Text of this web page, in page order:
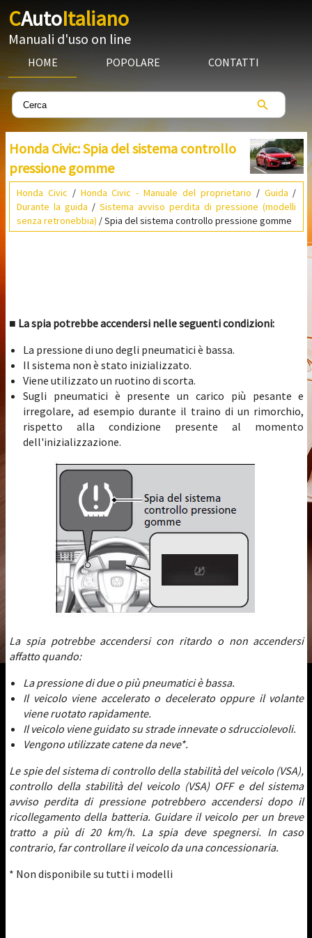
CAutoItaliano
Manuali d'uso on line
HOME POPOLARE CONTATTI
Honda Civic: Spia del sistema controllo
pressione gomme
Honda Civic / Honda Civic - Manuale del proprietario / Guida /
Durante la guida /Sistema avviso perdita di pressione (modelli
senza retronebbia) / Spia del sistema controllo pressione gomme
■ La spia potrebbe accendersi nelle seguenti condizioni:
La pressione di uno degli pneumatici è bassa.
Il sistema non è stato inizializzato.
Viene utilizzato un ruotino di scorta.
Sugli pneumatici è presente un carico più pesante e
irregolare, ad esempio durante il traino di un rimorchio,
rispetto alla condizione presente al momento
dell'inizializzazione.
La spia potrebbe accendersi con ritardo o non accendersi
affatto quando:
La pressione di due o più pneumatici è bassa.
Il veicolo viene accelerato o decelerato oppure il volante
viene ruotato rapidamente.
Il veicolo viene guidato su strade innevate o sdrucciolevoli.
Vengono utilizzate catene da neve*.
Le spie del sistema di controllo della stabilità del veicolo (VSA),
controllo della stabilità del veicolo (VSA) OFF e del sistema
avviso perdita di pressione potrebbero accendersi dopo il
ricollegamento della batteria. Guidare il veicolo per un breve
tratto a più di 20 km/h. La spia deve spegnersi. In caso
contrario, far controllare il veicolo da una concessionaria.
* Non disponibile su tutti i modelli